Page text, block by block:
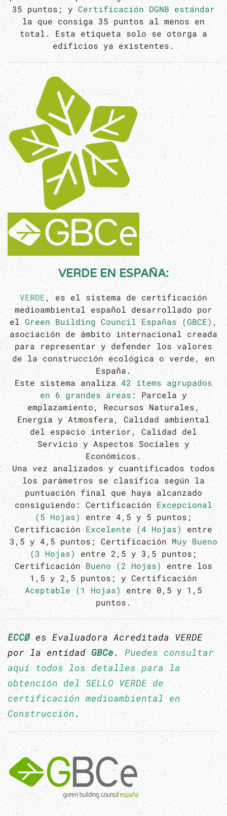
35 puntos; y Certificación DGNB estándar
la que consiga 35 puntos al menos en
total. Esta etiqueta solo se otorga a
edificios ya existentes.
VERDEEN ESPAÑA:
VERDE, es el sistema de certificación
medioambiental español desarrollado por
el Green Building Council Españas (GBCE) ,
asociación de ámbito internacional creada
para representar y defender los valores
de la construcción ecológica o verde, en
España.
Este sistema analiza42 ítems agrupados
en 6 grandes áreas : Parcela y
emplazamiento, Recursos Naturales,
Energía y Atmosfera, Calidad ambiental
del espacio interior, Calidad del
Servicio y Aspectos Sociales y
Económicos.
Una vez analizados y cuantificados todos
los parámetros se clasifica según la
puntuación final que haya alcanzado
consiguiendo: CertificaciónExcepcional
(5 Hojas) entre 4,5 y 5 puntos;
Certificación Excelente (4 Hojas)
entre
3,5 y 4,5 puntos; Certificación Muy Bueno
(3 Hojas)
entre 2,5 y 3,5 puntos;
CertificaciónBueno (2 Hojas)
entre los
1,5 y 2,5 puntos; y Certificación
Aceptable (1 Hojas) entre 0,5 y 1,5
puntos.
ECCØes Evaluadora Acreditada VERDE
por la entidad GBCe. Puedes consultar
aquí todos los detalles para la
obtención del SELLO VERDE de
certificación medioambiental en
Construcción.